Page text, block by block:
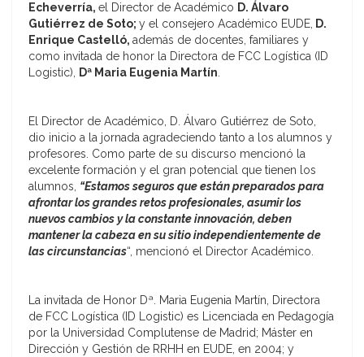
Echeverría, el Director de Académico D. Álvaro
Gutiérrez de Soto; y el consejero Académico EUDE, D.
Enrique Castelló, además de docentes, familiares y
como invitada de honor la Directora de FCC Logística (ID
Logistic), Dª Maria Eugenia Martín.
El Director de Académico, D. Álvaro Gutiérrez de Soto,
dio inicio a la jornada agradeciendo tanto a los alumnos y
profesores. Como parte de su discurso mencionó la
excelente formación y el gran potencial que tienen los
alumnos, “Estamos seguros que están preparados para
afrontar los grandes retos profesionales, asumir los
nuevos cambios y la constante innovación, deben
mantener la cabeza en su sitio independientemente de
las circunstancias“, mencionó el Director Académico.
La invitada de Honor Dª. Maria Eugenia Martín, Directora
de FCC Logística (ID Logistic) es Licenciada en Pedagogía
por la Universidad Complutense de Madrid; Máster en
Dirección y Gestión de RRHH en EUDE, en 2004; y